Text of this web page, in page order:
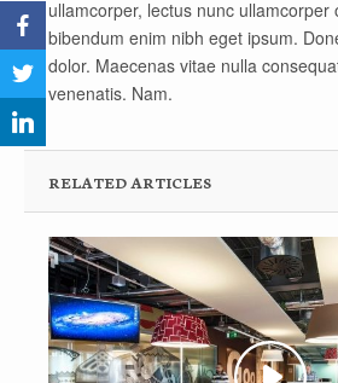
ullamcorper, lectus nunc ullamcorper
bibendum enim nibh eget ipsum.
dolor. Maecenas vitae nulla
venenatis. Nam.
RELATED ARTICLES